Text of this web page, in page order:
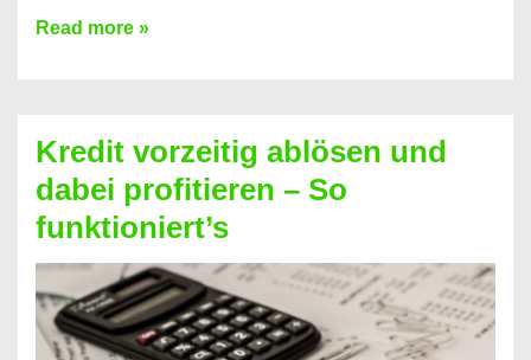
Ganz
Kredit
berechnen
–
Mit
diesen
Regeln!
Read more »
Kredit vorzeitig ablösen und
dabei profitieren – So
funktioniert’s